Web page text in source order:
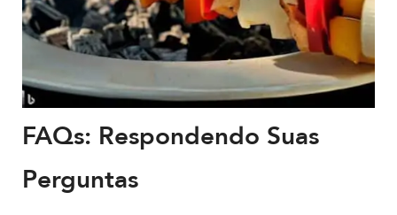
FAQs: Respondendo Suas
Perguntas